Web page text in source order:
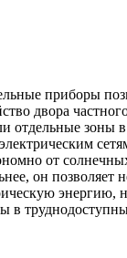
приборы
двора
отдельные зоны
от
он позволяет
энергию,
в